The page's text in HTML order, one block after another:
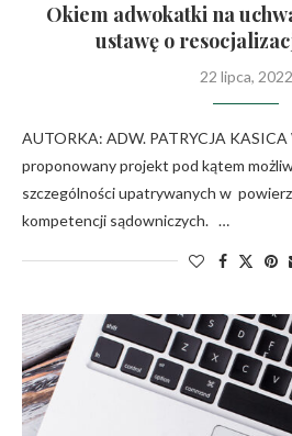
Okiem adwokatki na
ustawę o
22 lipca, 2022
AUTORKA: ADW. PATRYCJA
proponowany projekt pod kątem
szczególności upatrywanych w
kompetencji sądowniczych. …